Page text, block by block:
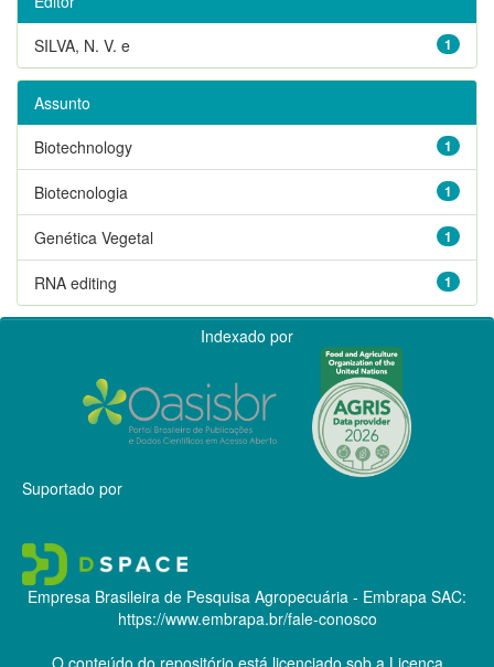
1
SILVA, N. V. e
Assunto
1
Biotechnology
1
Biotecnologia
1
Genética Vegetal
1
RNA editing
Indexado por
Suportado por
Empresa Brasileira de Pesquisa Agropecuária - Embrapa SAC:
https://www.embrapa.br/fale-conosco
O conteúdo do repositório está licenciado sob a Licença